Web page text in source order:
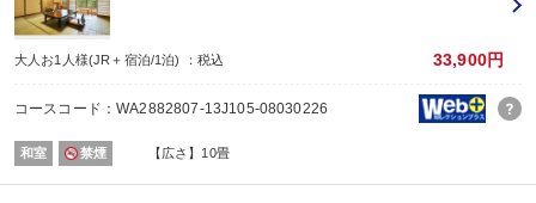
【お楽しみメニュー】
・夕食時、ビール中瓶2人で1本又は日本酒1合又はソフトドリンク1杯付
・誕生日・結婚記念日・賀寿のご旅行の場合、ちょっぴりお楽しみ又は記念写
※記念日の前後1週間が宿泊期間中に含まれる場合に限ります。証明できるも
※予約条件入力の画面でチェックを入れてください。
【2名1室でご利用の場合】おとな1名＋こども1名OK♪
大人お1人様(JR＋宿泊/1泊) ：税込 33,900円
コースコード：WA2882807-13J105-08030226
和室 禁煙 【広さ】10畳